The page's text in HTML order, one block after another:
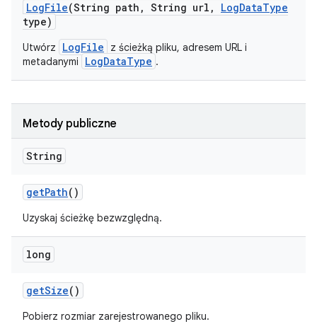
LogFile(String path , String url , LogDataType
type)
Utwórz LogFile
z ścieżką pliku, adresem URL i
metadanymi
LogDataType .
Metody publiczne
String
getPath()
Uzyskaj ścieżkę bezwzględną.
long
getSize()
Pobierz rozmiar zarejestrowanego pliku.